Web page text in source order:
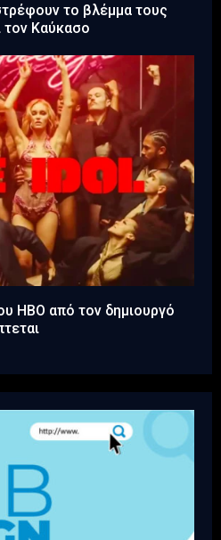
το βλέμμα τους
τον Καύκασο
HBO από τον δημιουργό